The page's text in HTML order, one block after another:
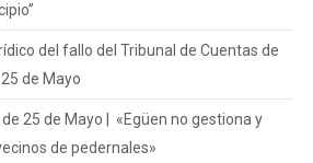
del fallo del Tribunal de Cuentas de
de Mayo
25 de Mayo | «Egüen no gestiona y
de pedernales»